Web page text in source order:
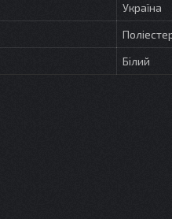
Україна
Білий